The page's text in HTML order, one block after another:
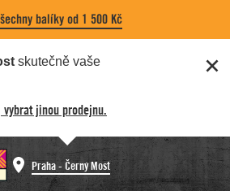
balíky od 1 500 Kč
skutečně vaše
vybrat jinou prodejnu.
Praha - Černý Most